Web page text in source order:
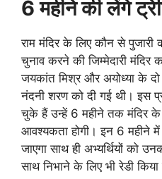
6 महीने की लेंगे
राम मंदिर के लिए कौन से पुजारी
चुनाव करने की जिम्मेदारी मंदिर
जयकांत मिश्र और अयोध्या के
नंदनी शरण को दी गई थी। इस
चुके हैं उन्हें 6 महीने तक मंदिर के
आवश्यकता होगी। इन 6 महीने
जाएगा साथ ही अभ्यर्थियों को
साथ निभाने के लिए भी रेडी किया